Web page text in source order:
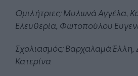
Ομιλήτριες: Μυλωνά Αγγέλα,
Ελευθερία, Φωτοπούλου
Σχολιασμός: Βαρχαλαμά
Κατερίνα